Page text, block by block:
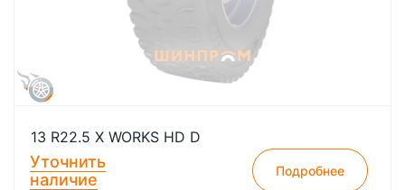
13 R22.5 X WORKS HD D
Уточнить
наличие
Подробнее